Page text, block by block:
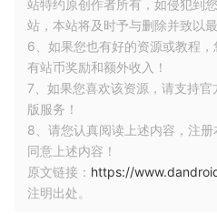
站特约原创作者所有，如侵犯到
站，本站将及时予与删除并致以
6、如果您也有好的资源或教程
有站币奖励和额外收入！
7、如果您喜欢该资源，请支持
版服务！
8、请您认真阅读上述内容，注
同意上述内容！
原文链接： https://
注明出处。